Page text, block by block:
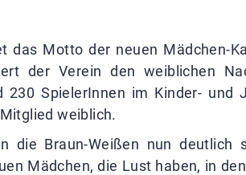
das Motto der neuen Mädchen-
der Verein den weiblichen
230 SpielerInnen im Kinder- und
weiblich.
die Braun-Weißen nun
Mädchen, die Lust haben, in